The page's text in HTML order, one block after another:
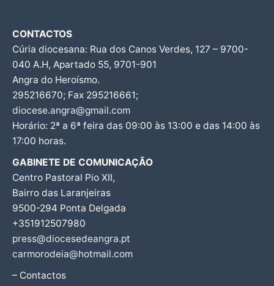
CONTACTOS
Cúria diocesana: Rua dos Canos Verdes, 127 – 9700-
040 A.H, Apartado 55, 9701-901
Angra do Heroísmo.
295216670; Fax 295216661;
diocese.angra@gmail.com
Horário: 2ª a 6ª feira das 09:00 às 13:00 e das 14:00 às
17:00 horas.
GABINETE DE COMUNICAÇÃO
Centro Pastoral Pio XII,
Bairro das Laranjeiras
9500-294 Ponta Delgada
+351912507980
press@diocesedeangra.pt
carmorodeia@hotmail.com
– Contactos